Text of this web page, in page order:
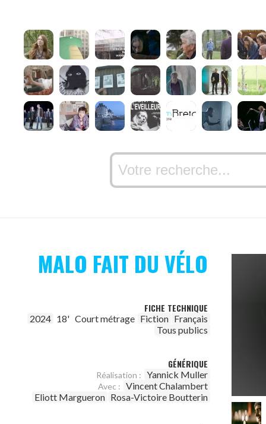
MALO FAIT DU VÉLO
FICHE TECHNIQUE
2024 18' Court métrage Fiction Français
Tous publics
GÉNÉRIQUE
Réalisation : Yannick Muller
Avec : Vincent Chalambert
Eliott Margueron Rosa-Victoire Boutterin